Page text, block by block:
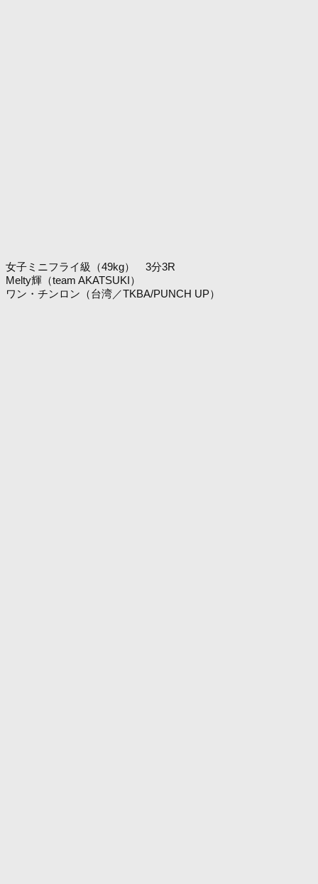
女子ミニフライ級（49kg） 3分3R
Melty輝（team AKATSUKI）
ワン・チンロン（台湾／TKBA/PUNCH UP）